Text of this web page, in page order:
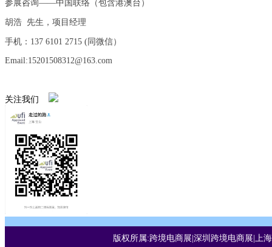
参展咨询——中国联络（包含港澳台）
胡浩 先生，项目经理
手机：137 6101 2715 (同微信）
Email:15201508312@163.com
关注我们
版权所属:跨境电商展|深圳跨境电商展|上